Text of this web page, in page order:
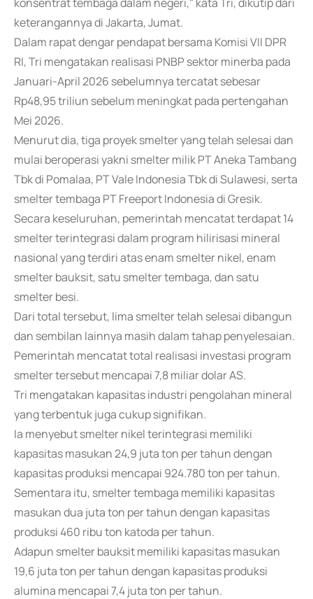
keterangannya di Jakarta, Jumat.
Dalam rapat dengar pendapat bersama Komisi VII DPR
RI, Tri mengatakan realisasi PNBP sektor minerba pada
Januari-April 2026 sebelumnya tercatat sebesar
Rp48,95 triliun sebelum meningkat pada pertengahan
Mei 2026.
Menurut dia, tiga proyek smelter yang telah selesai dan
mulai beroperasi yakni smelter milik PT Aneka Tambang
Tbk di Pomalaa, PT Vale Indonesia Tbk di Sulawesi, serta
smelter tembaga PT Freeport Indonesia di Gresik.
Secara keseluruhan, pemerintah mencatat terdapat 14
smelter terintegrasi dalam program hilirisasi mineral
nasional yang terdiri atas enam smelter nikel, enam
smelter bauksit, satu smelter tembaga, dan satu
smelter besi.
Dari total tersebut, lima smelter telah selesai dibangun
dan sembilan lainnya masih dalam tahap penyelesaian.
Pemerintah mencatat total realisasi investasi program
smelter tersebut mencapai 7,8 miliar dolar AS.
Tri mengatakan kapasitas industri pengolahan mineral
yang terbentuk juga cukup signifikan.
Ia menyebut smelter nikel terintegrasi memiliki
kapasitas masukan 24,9 juta ton per tahun dengan
kapasitas produksi mencapai 924.780 ton per tahun.
Sementara itu, smelter tembaga memiliki kapasitas
masukan dua juta ton per tahun dengan kapasitas
produksi 460 ribu ton katoda per tahun.
Adapun smelter bauksit memiliki kapasitas masukan
19,6 juta ton per tahun dengan kapasitas produksi
alumina mencapai 7,4 juta ton per tahun.